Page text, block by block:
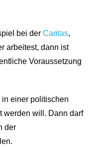
bei der Caritas,
arbeitest, dann ist
Voraussetzung
einer politischen
werden will. Dann darf
der